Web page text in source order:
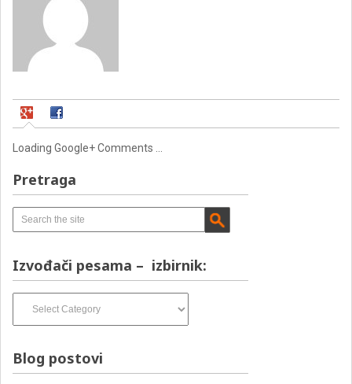
Loading Google+ Comments ...
Pretraga
Izvođači pesama – izbirnik:
pesama
Blog postovi